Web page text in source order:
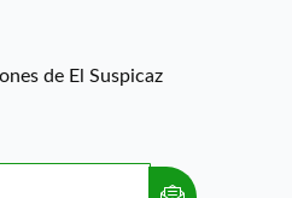
de El Suspicaz